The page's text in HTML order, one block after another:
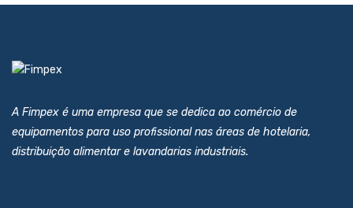
A Fimpex é uma empresa que se dedica ao comércio de
equipamentos para uso profissional nas áreas de hotelaria,
distribuição alimentar e lavandarias industriais.